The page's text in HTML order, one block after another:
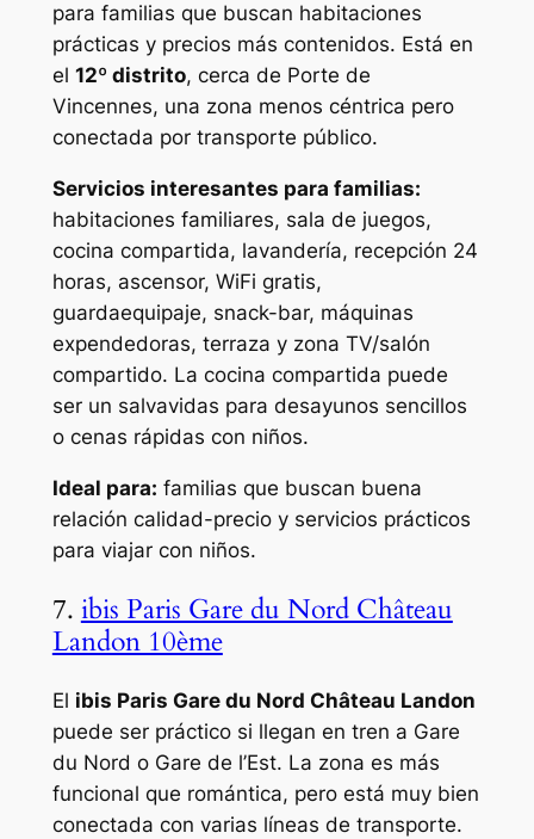
para familias que buscan habitaciones
prácticas y precios más contenidos. Está en
el 12º distrito, cerca de Porte de
Vincennes, una zona menos céntrica pero
conectada por transporte público.
Servicios interesantes para familias:
habitaciones familiares, sala de juegos,
cocina compartida, lavandería, recepción 24
horas, ascensor, WiFi gratis,
guardaequipaje, snack-bar, máquinas
expendedoras, terraza y zona TV/salón
compartido. La cocina compartida puede
ser un salvavidas para desayunos sencillos
o cenas rápidas con niños.
Ideal para: familias que buscan buena
relación calidad-precio y servicios prácticos
para viajar con niños.
7. ibis Paris Gare du Nord Château
Landon 10ème
El ibis Paris Gare du Nord Château Landon
puede ser práctico si llegan en tren a Gare
du Nord o Gare de l’Est. La zona es más
funcional que romántica, pero está muy bien
conectada con varias líneas de transporte.